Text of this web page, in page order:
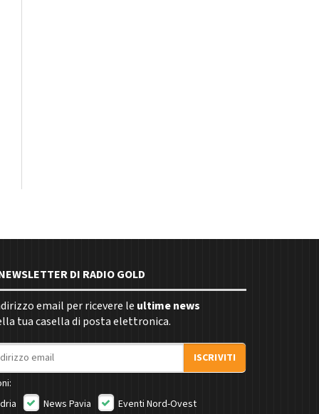
DI RADIO GOLD
email per ricevere le ultime news
tua casella di posta elettronica.
ISCRIVITI
News Pavia Eventi Nord-Ovest